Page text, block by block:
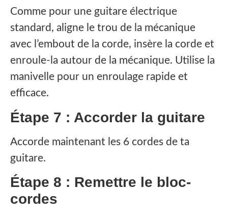
Comme pour une guitare électrique
standard, aligne le trou de la mécanique
avec l’embout de la corde, insère la corde et
enroule-la autour de la mécanique. Utilise la
manivelle pour un enroulage rapide et
efficace.
Étape 7 : Accorder la guitare
Accorde maintenant les 6 cordes de ta
guitare.
Étape 8 : Remettre le bloc-
cordes